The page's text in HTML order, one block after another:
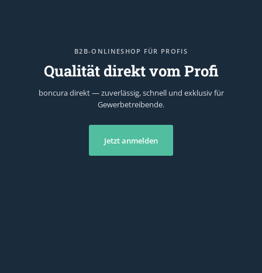
B2B-ONLINESHOP FÜR PROFIS
Qualität direkt vom Profi
boncura direkt — zuverlässig, schnell und exklusiv für
Gewerbetreibende.
Jetzt anmelden